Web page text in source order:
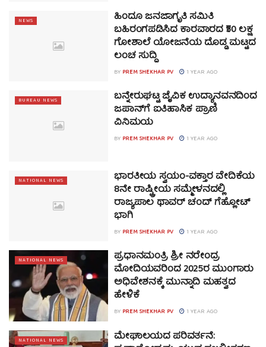
NEWS ಹಿಂದೂ ಜನಜಾಗೃತಿ ಸಮಿತಿ
ಬಹಿರಂಗಪಡಿಸಿದ ಕಾರವಾರದ ₹50 ಲಕ್ಷ
ಗೋಶಾಲೆ ಯೋಜನೆಯ ದೊಡ್ಡ ಮಟ್ಟದ
ಲಂಚ ಸುದ್ದಿ
BY PREM SHEKHAR PV 1 YEAR AGO
BUREAU NEWS ಬನ್ನೇರುಘಟ್ಟ ಜೈವಿಕ ಉದ್ಯಾನವನದಿಂದ
ಜಪಾನ್‌ಗೆ ಐತಿಹಾಸಿಕ ಪ್ರಾಣಿ
ವಿನಿಮಯ
BY PREM SHEKHAR PV 1 YEAR AGO
NATIONAL NEWS ಭಾರತೀಯ ಸ್ವಯಂ-ವಕ್ತಾರ ವೇದಿಕೆಯ
8ನೇ ರಾಷ್ಟ್ರೀಯ ಸಮ್ಮೇಳನದಲ್ಲಿ
ರಾಜ್ಯಪಾಲ ಥಾವರ್ ಚಂದ್ ಗೆಹ್ಲೋಟ್
ಭಾಗಿ
BY PREM SHEKHAR PV 1 YEAR AGO
NATIONAL NEWS ಪ್ರಧಾನಮಂತ್ರಿ ಶ್ರೀ ನರೇಂದ್ರ
ಮೋದಿಯವರಿಂದ 2025ರ ಮುಂಗಾರು
ಅಧಿವೇಶನಕ್ಕೆ ಮುನ್ನಾದಿ ಮಹತ್ವದ
ಹೇಳಿಕೆ
BY PREM SHEKHAR PV 1 YEAR AGO
NATIONAL NEWS ಮೇಘಾಲಯದ ಪರಿವರ್ತನೆ: